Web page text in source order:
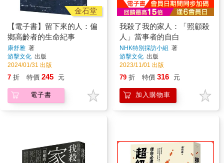
金石堂
【電子書】留下來的人：偏
鄉高齡者的生命紀事
康舒雅 著
游擊文化 出版
2024/01/31 出版
7 折 特價 245 元
電子書
我殺了我的家人：「照顧殺
人」當事者的自白
NHK特別採訪小組 著
游擊文化 出版
2023/11/01 出版
79 折 特價 316 元
加入購物車